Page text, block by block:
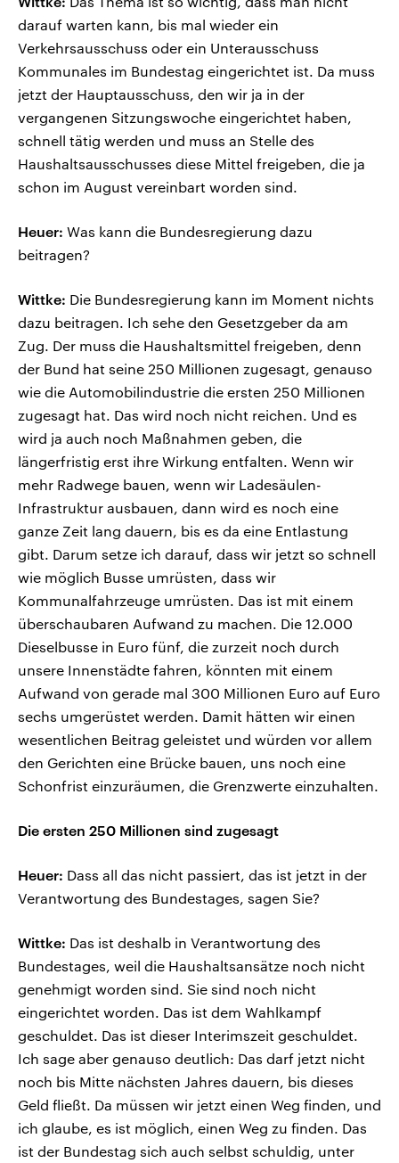
darauf warten kann, bis mal wieder ein
Verkehrsausschuss oder ein Unterausschuss
Kommunales im Bundestag eingerichtet ist. Da muss
jetzt der Hauptausschuss, den wir ja in der
vergangenen Sitzungswoche eingerichtet haben,
schnell tätig werden und muss an Stelle des
Haushaltsausschusses diese Mittel freigeben, die ja
schon im August vereinbart worden sind.
Heuer: Was kann die Bundesregierung dazu
beitragen?
Wittke: Die Bundesregierung kann im Moment nichts
dazu beitragen. Ich sehe den Gesetzgeber da am
Zug. Der muss die Haushaltsmittel freigeben, denn
der Bund hat seine 250 Millionen zugesagt, genauso
wie die Automobilindustrie die ersten 250 Millionen
zugesagt hat. Das wird noch nicht reichen. Und es
wird ja auch noch Maßnahmen geben, die
längerfristig erst ihre Wirkung entfalten. Wenn wir
mehr Radwege bauen, wenn wir Ladesäulen-
Infrastruktur ausbauen, dann wird es noch eine
ganze Zeit lang dauern, bis es da eine Entlastung
gibt. Darum setze ich darauf, dass wir jetzt so schnell
wie möglich Busse umrüsten, dass wir
Kommunalfahrzeuge umrüsten. Das ist mit einem
überschaubaren Aufwand zu machen. Die 12.000
Dieselbusse in Euro fünf, die zurzeit noch durch
unsere Innenstädte fahren, könnten mit einem
Aufwand von gerade mal 300 Millionen Euro auf Euro
sechs umgerüstet werden. Damit hätten wir einen
wesentlichen Beitrag geleistet und würden vor allem
den Gerichten eine Brücke bauen, uns noch eine
Schonfrist einzuräumen, die Grenzwerte einzuhalten.
Die ersten 250 Millionen sind zugesagt
Heuer: Dass all das nicht passiert, das ist jetzt in der
Verantwortung des Bundestages, sagen Sie?
Wittke: Das ist deshalb in Verantwortung des
Bundestages, weil die Haushaltsansätze noch nicht
genehmigt worden sind. Sie sind noch nicht
eingerichtet worden. Das ist dem Wahlkampf
geschuldet. Das ist dieser Interimszeit geschuldet.
Ich sage aber genauso deutlich: Das darf jetzt nicht
noch bis Mitte nächsten Jahres dauern, bis dieses
Geld fließt. Da müssen wir jetzt einen Weg finden, und
ich glaube, es ist möglich, einen Weg zu finden. Das
ist der Bundestag sich auch selbst schuldig, unter